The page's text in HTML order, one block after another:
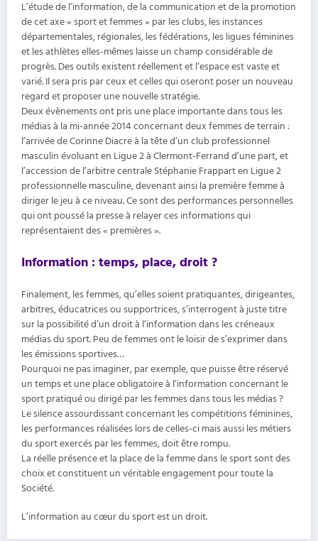
L’étude de l’information, de la communication et de la promotion
de cet axe « sport et femmes » par les clubs, les instances
départementales, régionales, les fédérations, les ligues féminines
et les athlètes elles-mêmes laisse un champ considérable de
progrès. Des outils existent réellement et l’espace est vaste et
varié. Il sera pris par ceux et celles qui oseront poser un nouveau
regard et proposer une nouvelle stratégie.
Deux évènements ont pris une place importante dans tous les
médias à la mi-année 2014 concernant deux femmes de terrain :
l’arrivée de Corinne Diacre à la tête d’un club professionnel
masculin évoluant en Ligue 2 à Clermont-Ferrand d’une part, et
l’accession de l’arbitre centrale Stéphanie Frappart en Ligue 2
professionnelle masculine, devenant ainsi la première femme à
diriger le jeu à ce niveau. Ce sont des performances personnelles
qui ont poussé la presse à relayer ces informations qui
représentaient des « premières ».
Information : temps, place, droit ?
Finalement, les femmes, qu’elles soient pratiquantes, dirigeantes,
arbitres, éducatrices ou supportrices, s’interrogent à juste titre
sur la possibilité d’un droit à l’information dans les créneaux
médias du sport. Peu de femmes ont le loisir de s’exprimer dans
les émissions sportives…
Pourquoi ne pas imaginer, par exemple, que puisse être réservé
un temps et une place obligatoire à l’information concernant le
sport pratiqué ou dirigé par les femmes dans tous les médias ?
Le silence assourdissant concernant les compétitions féminines,
les performances réalisées lors de celles-ci mais aussi les métiers
du sport exercés par les femmes, doit être rompu.
La réelle présence et la place de la femme dans le sport sont des
choix et constituent un véritable engagement pour toute la
Société.
L’information au cœur du sport est un droit.